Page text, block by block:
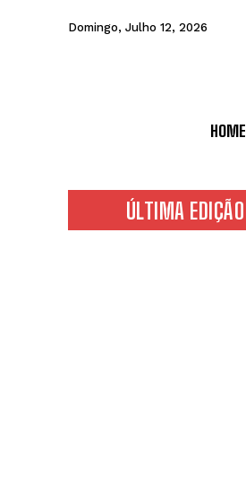
Domingo, Julho 12, 2026
HOME
ÚLTIMA EDIÇÃO